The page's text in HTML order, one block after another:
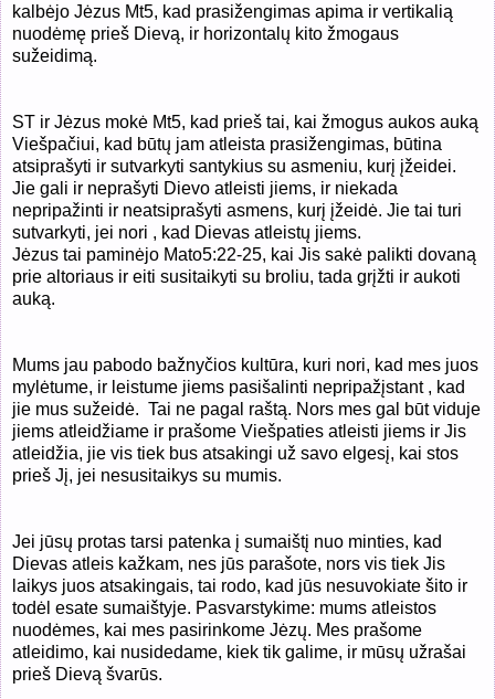
kalbėjo Jėzus Mt5, kad prasižengimas apima ir vertikalią
nuodėmę prieš Dievą, ir horizontalų kito žmogaus
sužeidimą.
ST ir Jėzus mokė Mt5, kad prieš tai, kai žmogus aukos auką
Viešpačiui, kad būtų jam atleista prasižengimas, būtina
atsiprašyti ir sutvarkyti santykius su asmeniu, kurį įžeidei.
Jie gali ir neprašyti Dievo atleisti jiems, ir niekada
nepripažinti ir neatsiprašyti asmens, kurį įžeidė. Jie tai turi
sutvarkyti, jei nori , kad Dievas atleistų jiems.
Jėzus tai paminėjo Mato5:22-25, kai Jis sakė palikti dovaną
prie altoriaus ir eiti susitaikyti su broliu, tada grįžti ir aukoti
auką.
Mums jau pabodo bažnyčios kultūra, kuri nori, kad mes juos
mylėtume, ir leistume jiems pasišalinti nepripažįstant , kad
jie mus sužeidė. Tai ne pagal raštą. Nors mes gal būt viduje
jiems atleidžiame ir prašome Viešpaties atleisti jiems ir Jis
atleidžia, jie vis tiek bus atsakingi už savo elgesį, kai stos
prieš Jį, jei nesusitaikys su mumis.
Jei jūsų protas tarsi patenka į sumaištį nuo minties, kad
Dievas atleis kažkam, nes jūs parašote, nors vis tiek Jis
laikys juos atsakingais, tai rodo, kad jūs nesuvokiate šito ir
todėl esate sumaištyje. Pasvarstykime: mums atleistos
nuodėmes, kai mes pasirinkome Jėzų. Mes prašome
atleidimo, kai nusidedame, kiek tik galime, ir mūsų užrašai
prieš Dievą švarūs.